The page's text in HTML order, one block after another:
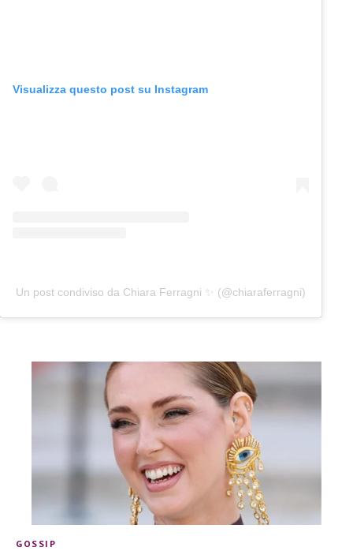
Visualizza questo post su Instagram
Un post condiviso da Chiara Ferragni ✨ (@chiaraferragni)
GOSSIP